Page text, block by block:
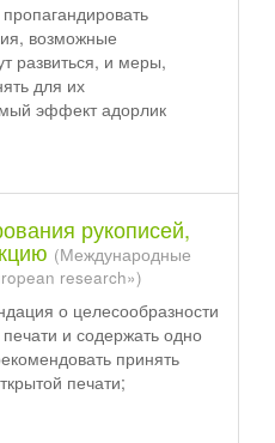
возможные
развиться, и меры,
для их
эффект адорлик
рукописей,
(Международные
research»)
о целесообразности
и содержать одно
принять
печати;